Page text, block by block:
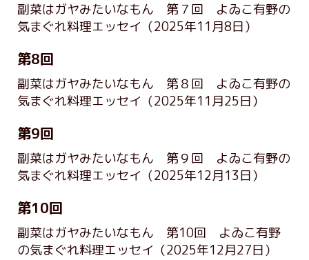
副菜はガヤみたいなもん 第７回 よゐこ有野の
気まぐれ料理エッセイ （2025年11月8日）
第8回
副菜はガヤみたいなもん 第８回 よゐこ有野の
気まぐれ料理エッセイ （2025年11月25日）
第9回
副菜はガヤみたいなもん 第９回 よゐこ有野の
気まぐれ料理エッセイ （2025年12月13日）
第10回
副菜はガヤみたいなもん 第10回 よゐこ有野
の気まぐれ料理エッセイ （2025年12月27日）